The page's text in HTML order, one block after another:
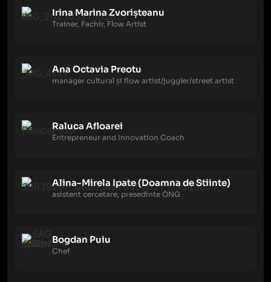
Irina Marina Zvorișteanu
Trainer, Fachir, Flow Artist
Ana Octavia Preotu
manager cultural și flow artist/juggler/street artist
Raluca Afloarei
Entrepreneur and Innovation Coach
Alina-Mirela Ipate (Doamna de Stiinte)
asistent cercetare, presedinte ONG
Bogdan Puiu
Chef